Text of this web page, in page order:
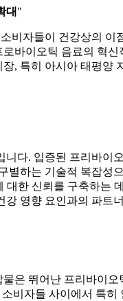
대 "
자들이 건강상의 이
바이오틱 음료의 혁
, 특히 아시아 태평양
다. 입증된 프리바이
하는 기술적 복잡성
한 신뢰를 구축하는
영향 요인과의 파트
은 뛰어난 프리바이
비자들 사이에서 특히